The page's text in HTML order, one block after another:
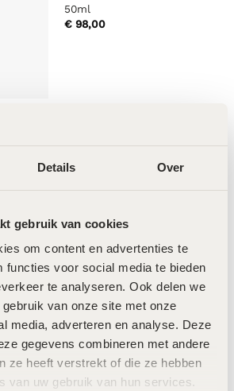
Details Over
gebruik van cookies
om content en advertenties te
functies voor social media te bieden
te analyseren. Ook delen we
van onze site met onze
media, adverteren en analyse. Deze
gegevens combineren met andere
ze heeft verstrekt of die ze hebben
van uw gebruik van hun services.
–
50ml
€98,00
&
50ml
€140,00